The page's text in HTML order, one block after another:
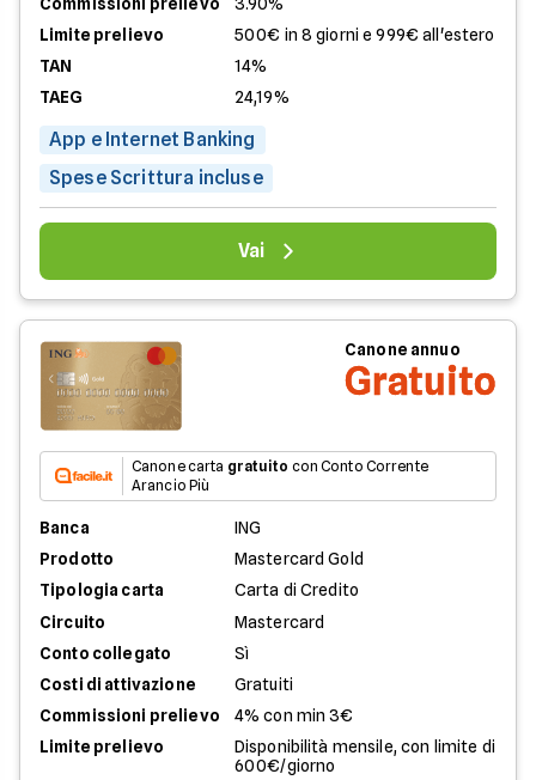
Limite prelievo
500€ in 8 giorni e 999€ all'estero
TAN
14%
TAEG
24,19%
App e Internet Banking
Spese Scrittura incluse
Vai
Canone annuo
Gratuito
Canone carta gratuito con Conto Corrente
Arancio Più
Banca
ING
Prodotto
Mastercard Gold
Tipologia carta
Carta di Credito
Circuito
Mastercard
Conto collegato
Sì
Costi di attivazione
Gratuiti
Commissioni prelievo
4% con min 3€
Limite prelievo
Disponibilità mensile, con limite di
600€/giorno